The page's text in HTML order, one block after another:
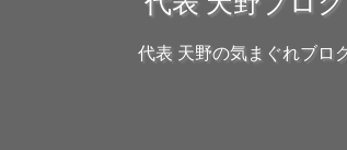
代表 天野の気まぐれブロ